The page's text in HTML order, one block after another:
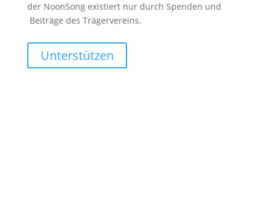
der NoonSong existiert nur durch Spenden und
Beiträge des Trägervereins.
Unterstützen